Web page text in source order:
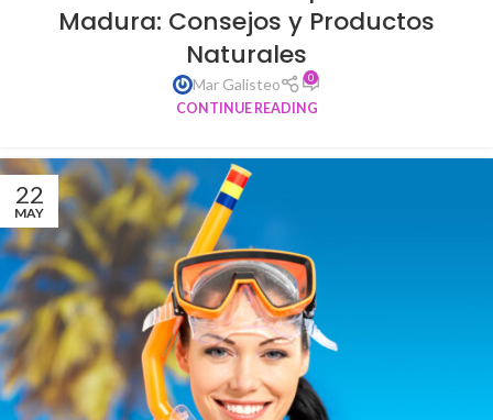
Madura: Consejos y Productos
Naturales
Mar Galisteo 0
CONTINUE READING
22
MAY